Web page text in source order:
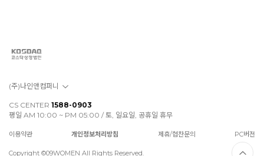
(주)나인앤컴퍼니
CS CENTER 1588-0903
평일 AM 10:00 ~ PM 05:00 / 토, 일요일, 공휴일 휴무
이용약관 개인정보처리방침 제휴/협찬문의 PC버전
Copyright ©09WOMEN All Rights Reserved.